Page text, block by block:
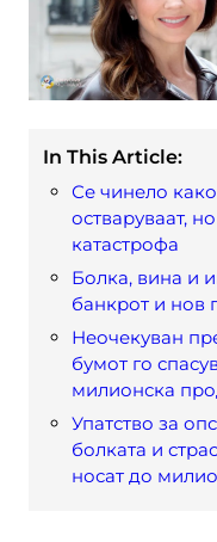
In This Article:
Се чинело
остваруваат,
катастрофа
Болка, вина и
банкрот и нов
Неочекуван
бумот го
милионска
Упатство за
болката и
носат до